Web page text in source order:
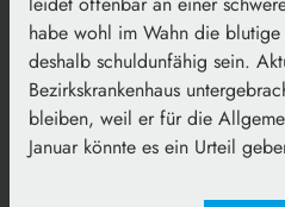
habe wohl im Wahn die
deshalb schuldunfähig sein.
Bezirkskrankenhaus
bleiben, weil er für die
Januar könnte es ein Urteil